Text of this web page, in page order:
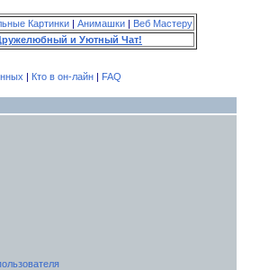
Картинки | Анимашки | Веб Мастеру
и Уютный Чат!
| Кто в он-лайн | FAQ